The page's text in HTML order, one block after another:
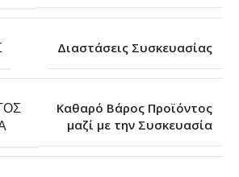
Διαστάσεις Συσκευασίας
Καθαρό Βάρος Προϊόντος
μαζί με την Συσκευασία